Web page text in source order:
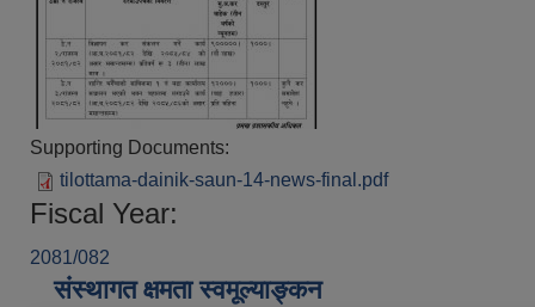
Supporting Documents:
tilottama-dainik-saun-14-news-final.pdf
Fiscal Year:
2081/082
संस्थागत क्षमता स्वमूल्याङ्कन